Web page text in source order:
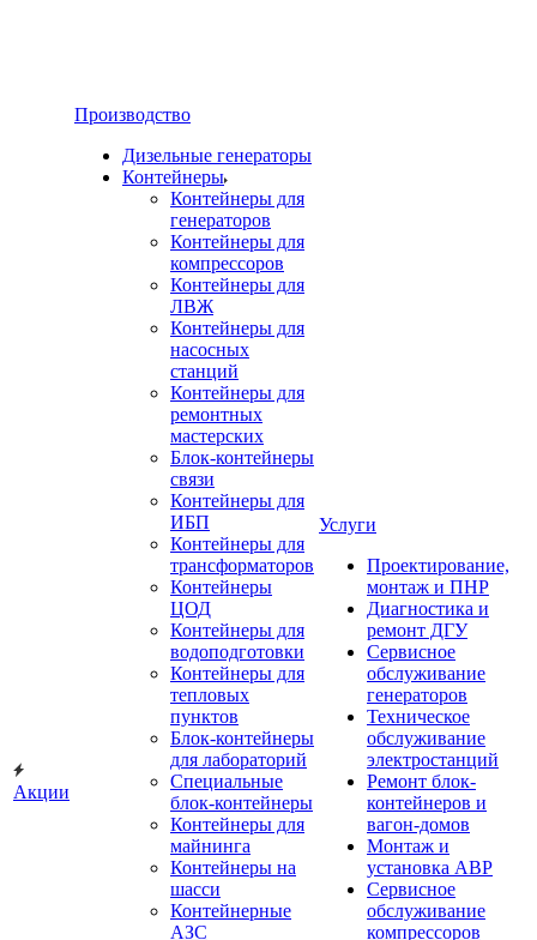
Акции
Производство
Дизельные генераторы
Контейнеры
Контейнеры для
генераторов
Контейнеры для
компрессоров
Контейнеры для
ЛВЖ
Контейнеры для
насосных
станций
Контейнеры для
ремонтных
мастерских
Блок-контейнеры
связи
Контейнеры для
ИБП
Контейнеры для
трансформаторов
Контейнеры
ЦОД
Контейнеры для
водоподготовки
Контейнеры для
тепловых
пунктов
Блок-контейнеры
для лабораторий
Специальные
блок-контейнеры
Контейнеры для
майнинга
Контейнеры на
шасси
Контейнерные
АЗС
Услуги
Проектирование,
монтаж и ПНР
Диагностика и
ремонт ДГУ
Сервисное
обслуживание
генераторов
Техническое
обслуживание
электростанций
Ремонт блок-
контейнеров и
вагон-домов
Монтаж и
установка АВР
Сервисное
обслуживание
компрессоров